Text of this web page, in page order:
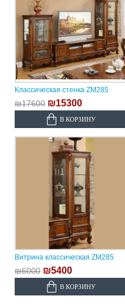
Классическая стенка ZM285
₪17600 ₪15300
В КОРЗИНУ
Витрина классическая ZM285
₪6000 ₪5400
В КОРЗИНУ